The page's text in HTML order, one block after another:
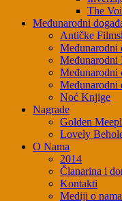
The
Međunarodni
Antičke
Međunarodni
Međunarodni
Međunarodni
Međunarodni
Noć Knjige
Nagrade
Golden
Lovely
O Nama
2014
Članarina i
Kontakti
Mediji o nama